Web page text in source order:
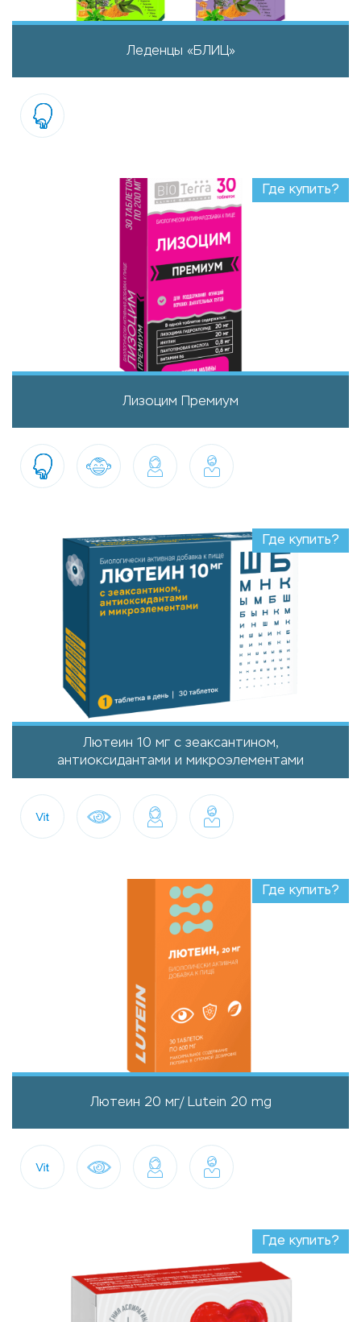
Леденцы «БЛИЦ»
Лизоцим Премиум
Где купить?
Лютеин 10 мг с зеаксантином,
антиоксидантами и микроэлементами
Где купить?
Лютеин 20 мг/ Lutein 20 mg
Где купить?
Где купить?